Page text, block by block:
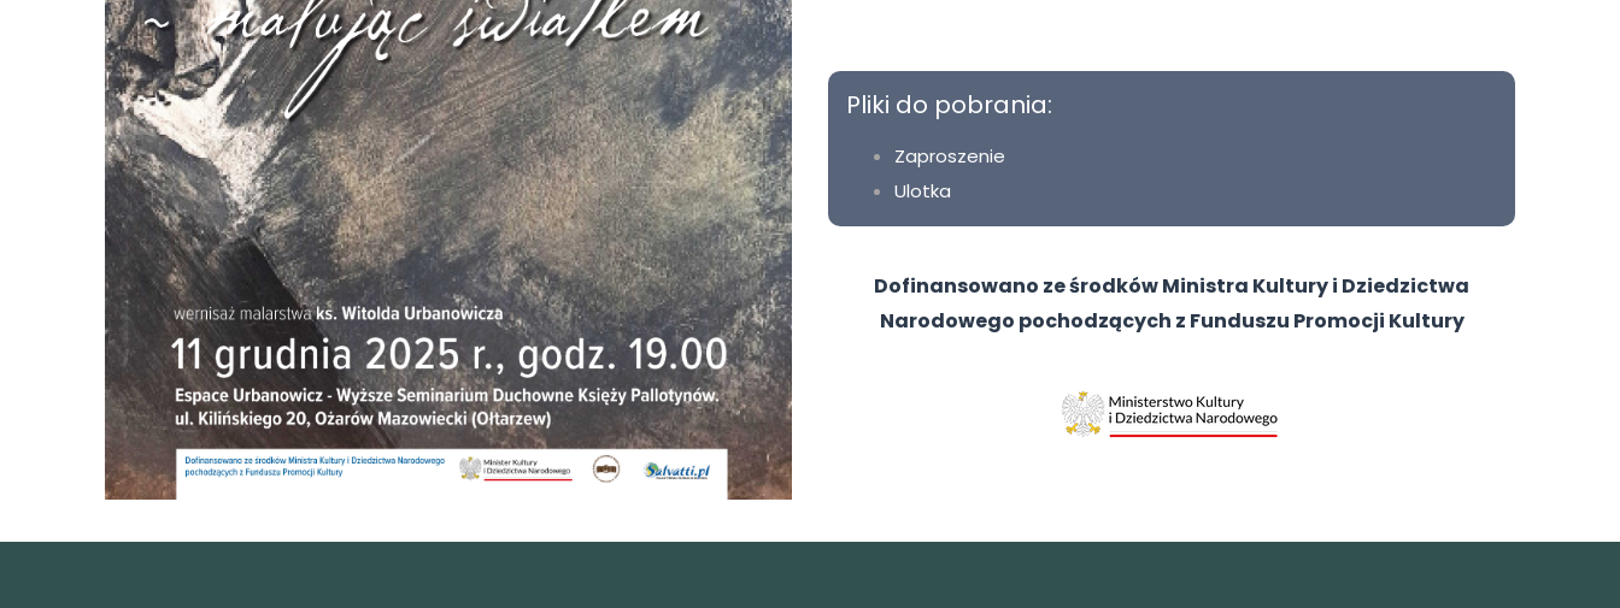
Pliki do pobrania:
Zaproszenie
Ulotka
Dofinansowano ze środków Ministra Kultury i Dziedzictwa
Narodowego pochodzących z Funduszu Promocji Kultury